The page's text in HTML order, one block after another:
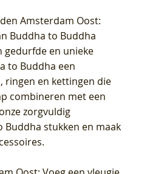
Amsterdam Oost:
Buddha to Buddha
gedurfde en unieke
to Buddha een
ringen en kettingen die
combineren met een
zorgvuldig
Buddha stukken en maak